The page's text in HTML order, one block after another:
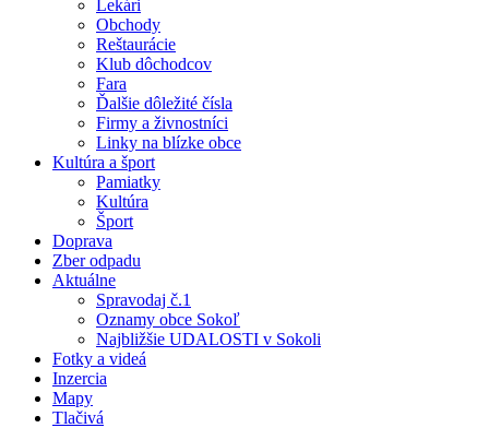
Lekári
Obchody
Reštaurácie
Klub dôchodcov
Fara
Ďalšie dôležité čísla
Firmy a živnostníci
Linky na blízke obce
Kultúra a šport
Pamiatky
Kultúra
Šport
Doprava
Zber odpadu
Aktuálne
Spravodaj č.1
Oznamy obce Sokoľ
Najbližšie UDALOSTI v Sokoli
Fotky a videá
Inzercia
Mapy
Tlačivá